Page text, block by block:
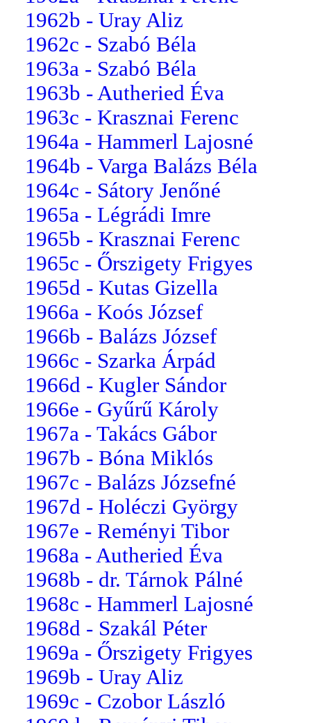
1962b - Uray Aliz
1962c - Szabó Béla
1963a - Szabó Béla
1963b - Autheried Éva
1963c - Krasznai Ferenc
1964a - Hammerl Lajosné
1964b - Varga Balázs Béla
1964c - Sátory Jenőné
1965a - Légrádi Imre
1965b - Krasznai Ferenc
1965c - Őrszigety Frigyes
1965d - Kutas Gizella
1966a - Koós József
1966b - Balázs József
1966c - Szarka Árpád
1966d - Kugler Sándor
1966e - Gyűrű Károly
1967a - Takács Gábor
1967b - Bóna Miklós
1967c - Balázs Józsefné
1967d - Holéczi György
1967e - Reményi Tibor
1968a - Autheried Éva
1968b - dr. Tárnok Pálné
1968c - Hammerl Lajosné
1968d - Szakál Péter
1969a - Őrszigety Frigyes
1969b - Uray Aliz
1969c - Czobor László